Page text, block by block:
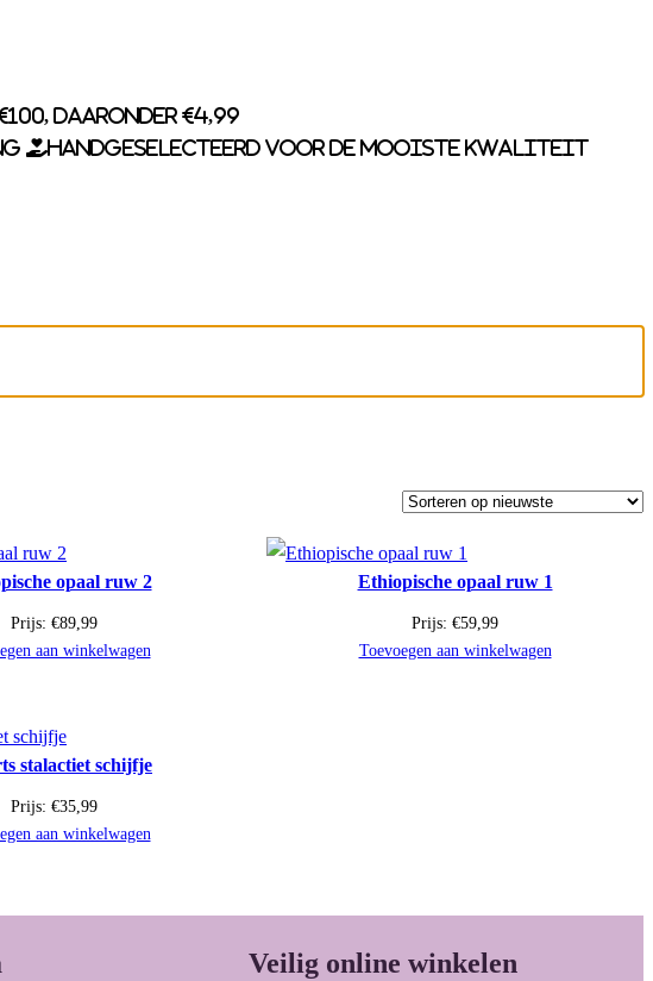
daaronder €4,99
Handgeselecteerd voor de mooiste kwaliteit
opaal ruw 2
Prijs: €89,99
aan winkelwagen
Ethiopische opaal ruw 1
Prijs: €59,99
Toevoegen aan winkelwagen
stalactiet schijfje
Prijs: €35,99
aan winkelwagen
Veilig online winkelen